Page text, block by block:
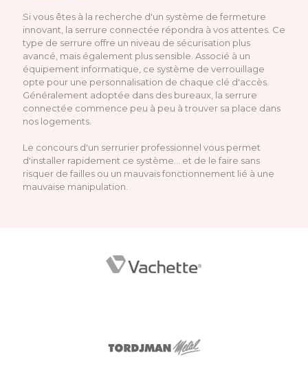
Si vous êtes à la recherche d'un système de fermeture
innovant, la serrure connectée répondra à vos attentes. Ce
type de serrure offre un niveau de sécurisation plus
avancé, mais également plus sensible. Associé à un
équipement informatique, ce système de verrouillage
opte pour une personnalisation de chaque clé d'accès.
Généralement adoptée dans des bureaux, la serrure
connectée commence peu à peu à trouver sa place dans
nos logements.
Le concours d'un serrurier professionnel vous permet
d'installer rapidement ce système… et de le faire sans
risquer de failles ou un mauvais fonctionnement lié à une
mauvaise manipulation.